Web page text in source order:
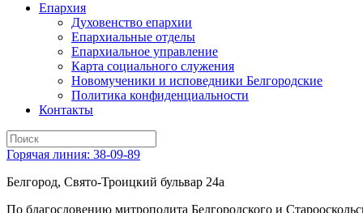
Епархия
Духовенство епархии
Епархиальные отделы
Епархиальное управление
Карта социального служения
Новомученики и исповедники Белгородские
Политика конфиденциальности
Контакты
Горячая линия: 38-09-89
Белгород, Свято-Троицкий бульвар 24а
По благословению митрополита Белгородского и